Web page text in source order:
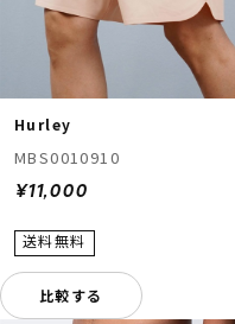
Hurley
MBS0010910
¥11,000
比較する